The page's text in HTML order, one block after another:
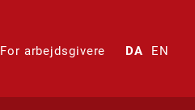
For arbejdsgivere DA EN